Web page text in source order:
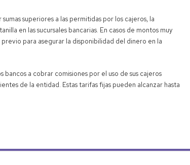
superiores a las permitidas por los cajeros, la
en las sucursales bancarias. En casos de montos muy
para asegurar la disponibilidad del dinero en la
bancos a cobrar comisiones por el uso de sus cajeros
de la entidad. Estas tarifas fijas pueden alcanzar hasta